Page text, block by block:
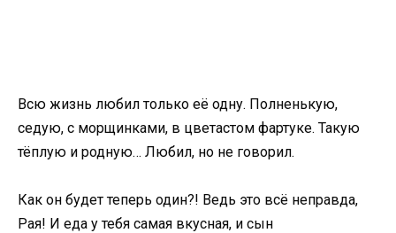
Всю жизнь любил только её одну. Полненькую,
седую, с морщинками, в цветастом фартуке. Такую
тёплую и родную… Любил, но не говорил.
Как он будет теперь один?! Ведь это всё неправда,
Рая! И еда у тебя самая вкусная, и сын